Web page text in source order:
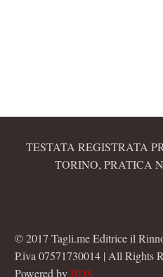
TESTATA REGISTRATA
TORINO, PRATICA
© 2017 Tagli.me Editrice il
P.iva 07571730014 | All Rights
Powered byBDS